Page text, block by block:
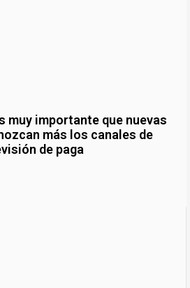
muy importante que nuevas
más los canales de
de paga